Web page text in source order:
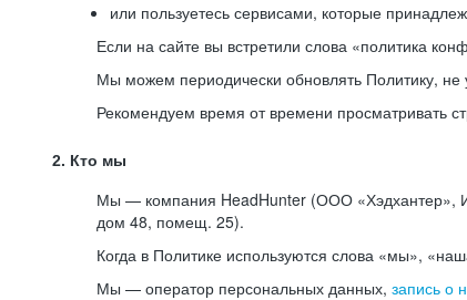
или пользуетесь сервисами, которые
Если на сайте вы встретили слова «политика
Мы можем периодически обновлять Политику, не
Рекомендуем время от времени просматривать
2. Кто мы
Мы — компания HeadHunter (ООО «Хэдхантер»,
дом 48, помещ. 25).
Когда в Политике используются слова «мы»,
Мы — оператор персональных данных, запись о